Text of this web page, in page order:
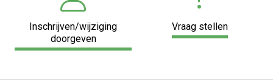
Inschrijven/wijziging
doorgeven
Vraag stellen